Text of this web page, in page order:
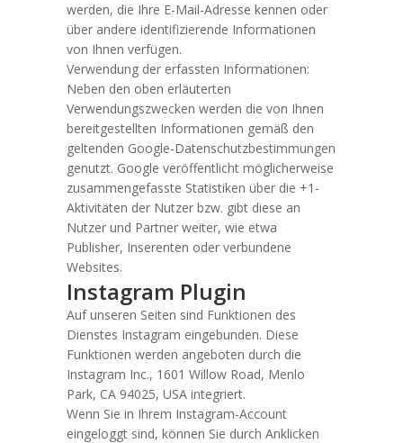
werden, die Ihre E-Mail-Adresse kennen oder
über andere identifizierende Informationen
von Ihnen verfügen.
Verwendung der erfassten Informationen:
Neben den oben erläuterten
Verwendungszwecken werden die von Ihnen
bereitgestellten Informationen gemäß den
geltenden Google-Datenschutzbestimmungen
genutzt. Google veröffentlicht möglicherweise
zusammengefasste Statistiken über die +1-
Aktivitäten der Nutzer bzw. gibt diese an
Nutzer und Partner weiter, wie etwa
Publisher, Inserenten oder verbundene
Websites.
Instagram Plugin
Auf unseren Seiten sind Funktionen des
Dienstes Instagram eingebunden. Diese
Funktionen werden angeboten durch die
Instagram Inc., 1601 Willow Road, Menlo
Park, CA 94025, USA integriert.
Wenn Sie in Ihrem Instagram-Account
eingeloggt sind, können Sie durch Anklicken